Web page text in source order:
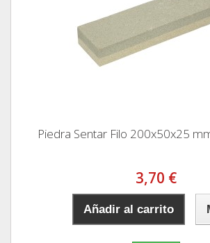
Piedra Sentar Filo 200x50x25
3,70 €
Añadir al carrito